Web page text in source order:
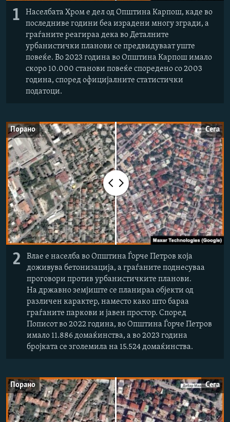
1
Населбата Хром е дел од Општина Карпош, каде во
последниве години беа израдени многу згради, а
граѓаните реагираа дека во Деталните
урбанистички планови се предвидуваат уште
повеќе. Во 2023 година во Општина Карпош имало
скоро 10.000 станови повеќе споредено со 2003
година, според официјалните статистички
податоци.
Порано Сега
2
Влае е населба во Општина Ѓорче Петров која
доживува бетонизација, а граѓаните поднесуваа
проговори против урбанистичките планови.
На државно земјиште се планираа објекти од
различен карактер, наместо како што бараа
граѓаните паркови и јавен простор. Според
Пописот во 2022 година, во Општина Ѓорче Петров
имало 11.886 домаќинства, а во 2023 година
бројката се зголемила на 15.524 домаќинства.
Порано Сега